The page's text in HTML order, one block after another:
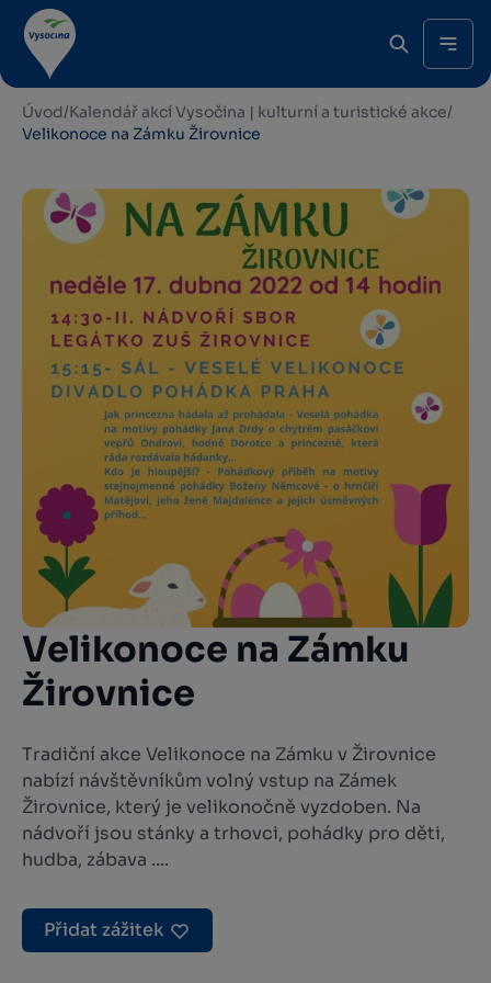
Úvod/Kalendář akcí Vysočina | kulturní a turistické akce/
Velikonoce na Zámku Žirovnice
Velikonoce na Zámku
Žirovnice
Tradiční akce Velikonoce na Zámku v Žirovnice
nabízí návštěvníkům volný vstup na Zámek
Žirovnice, který je velikonočně vyzdoben. Na
nádvoří jsou stánky a trhovci, pohádky pro děti,
hudba, zábava ....
Přidat zážitek